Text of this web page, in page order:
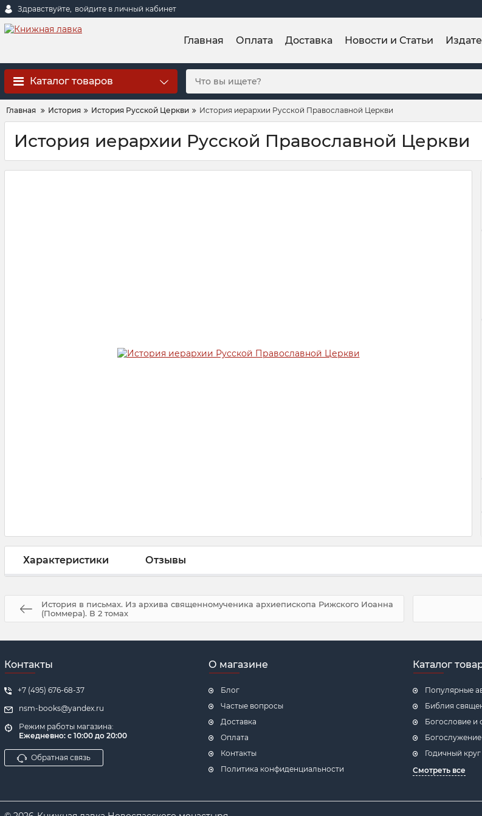
Здравствуйте, войдите в личный кабинет
Главная Оплата Доставка Новости и Статьи
Каталог товаров
Главная История История Русской Церкви История иерархии Русской Православной Церкви
История иерархии Русской Православной Церкви
Характеристики Отзывы
История в письмах. Из архива священномученика архиепископа Рижского Иоанна
(Поммера). В 2 томах
Контакты
+7 (495) 676-68-37
nsm-books@yandex.ru
Режим работы магазина:
Ежедневно: с 10:00 до 20:00
Обратная связь
О магазине
Блог
Частые вопросы
Доставка
Оплата
Контакты
Политика конфиденциальности
Каталог
Популярные
Библия
Богословие и
Богослужение
Годичный круг
Смотреть все